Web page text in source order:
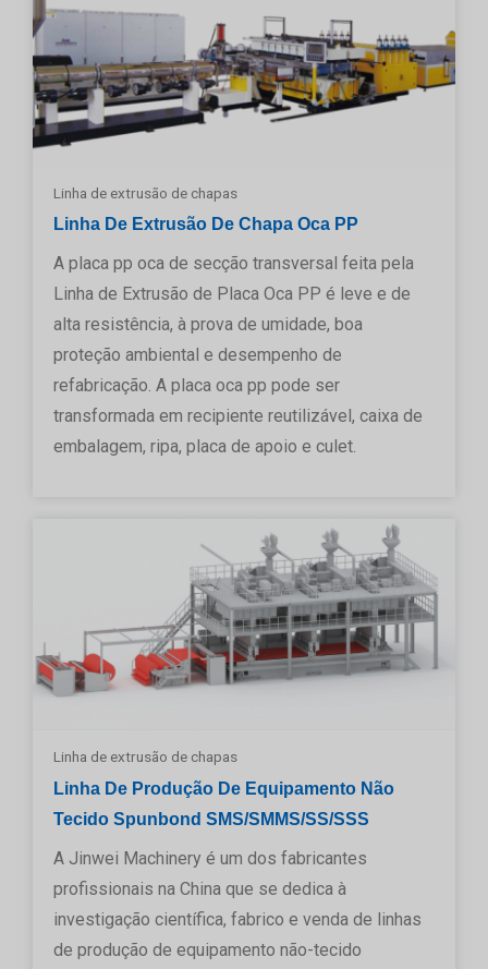
Linha de extrusão de chapas
Linha De Extrusão De Chapa Oca PP
A placa pp oca de secção transversal feita pela
Linha de Extrusão de Placa Oca PP é leve e de
alta resistência, à prova de umidade, boa
proteção ambiental e desempenho de
refabricação. A placa oca pp pode ser
transformada em recipiente reutilizável, caixa de
embalagem, ripa, placa de apoio e culet.
Linha de extrusão de chapas
Linha De Produção De Equipamento Não
Tecido Spunbond SMS/SMMS/SS/SSS
A Jinwei Machinery é um dos fabricantes
profissionais na China que se dedica à
investigação científica, fabrico e venda de linhas
de produção de equipamento não-tecido